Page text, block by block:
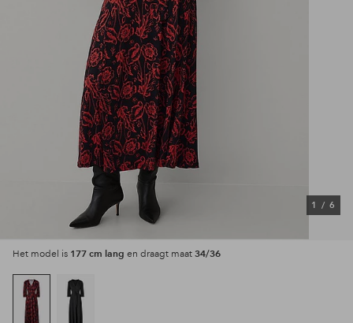
1 / 6
Het model is 177 cm lang en draagt maat 34/36